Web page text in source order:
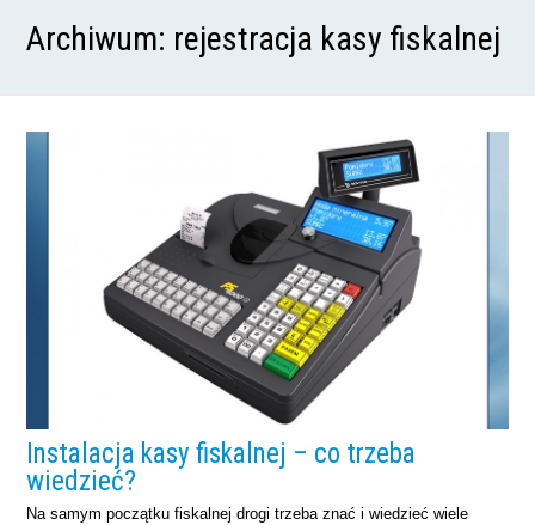
Archiwum: rejestracja kasy fiskalnej
Instalacja kasy fiskalnej – co trzeba
wiedzieć?
Na samym początku fiskalnej drogi trzeba znać i wiedzieć wiele